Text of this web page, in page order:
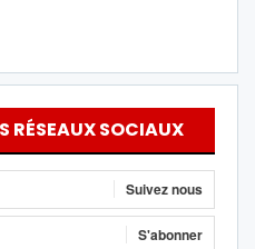
RÉSEAUX SOCIAUX
Suivez nous
S'abonner